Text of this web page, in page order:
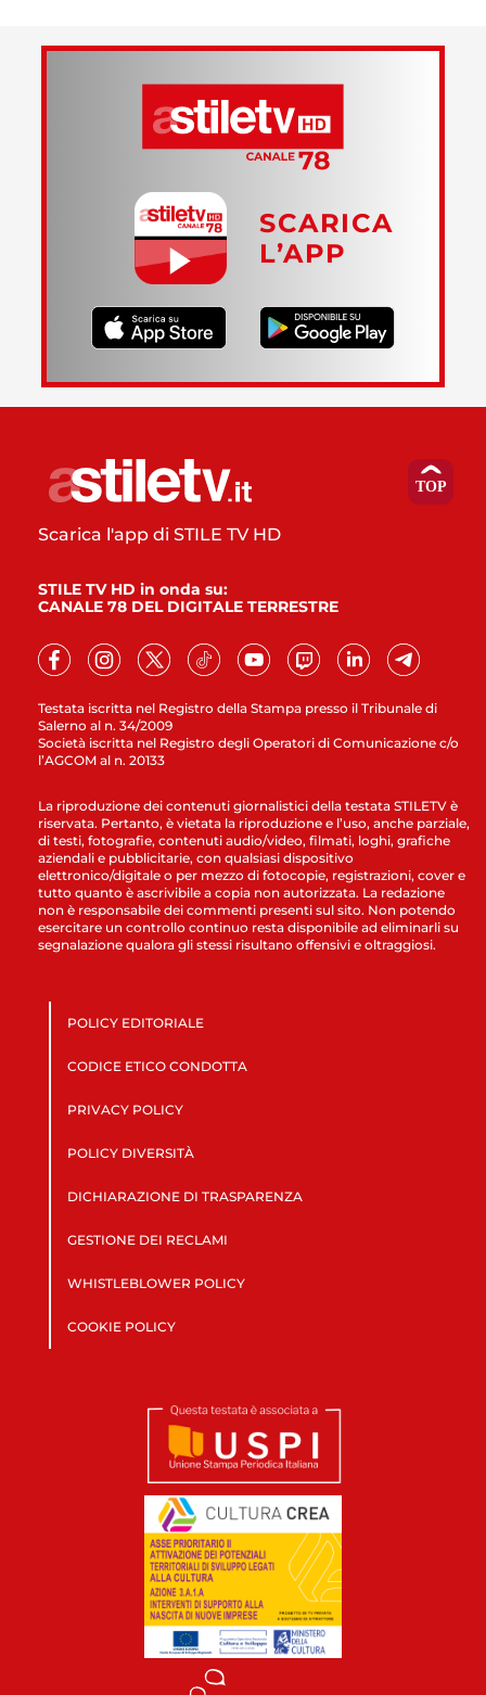
SCARICA
L’APP
Testata iscritta nel Registro della Stampa presso il Tribunale di
Salerno al n. 34/2009
Società iscritta nel Registro degli Operatori di Comunicazione c/o
l’AGCOM al n. 20133
Scarica l'app di STILE TV HD
STILE TV HD in onda su:
CANALE 78 DEL DIGITALE TERRESTRE
La riproduzione dei contenuti giornalistici della testata STILETV è
riservata. Pertanto, è vietata la riproduzione e l’uso, anche parziale,
di testi, fotografie, contenuti audio/video, filmati, loghi, grafiche
aziendali e pubblicitarie, con qualsiasi dispositivo
elettronico/digitale o per mezzo di fotocopie, registrazioni, cover e
tutto quanto è ascrivibile a copia non autorizzata. La redazione
non è responsabile dei commenti presenti sul sito. Non potendo
esercitare un controllo continuo resta disponibile ad eliminarli su
segnalazione qualora gli stessi risultano offensivi e oltraggiosi.
POLICY EDITORIALE
CODICE ETICO CONDOTTA
PRIVACY POLICY
POLICY DIVERSITÀ
DICHIARAZIONE DI TRASPARENZA
GESTIONE DEI RECLAMI
WHISTLEBLOWER POLICY
COOKIE POLICY